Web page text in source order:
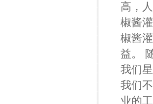
高，
椒酱
椒酱
益。
我们
我们
业的